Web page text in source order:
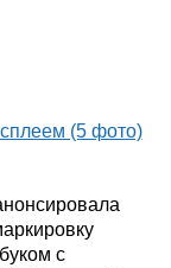
с